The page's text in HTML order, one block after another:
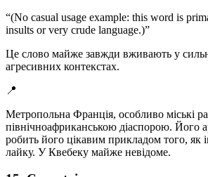
“(No casual usage example: this word is
insults or very crude language.)”
Це слово майже завжди вживають у
агресивних контекстах.
📍
Метропольна Франція, особливо міські
північноафриканською діаспорою. Його
робить його цікавим прикладом того, як
лайку. У Квебеку майже невідоме.